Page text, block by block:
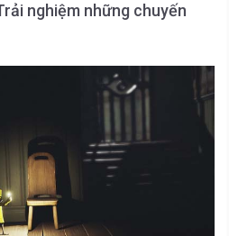
nghiệm những chuyến